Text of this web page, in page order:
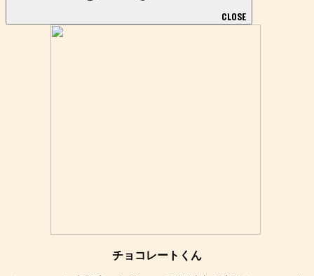
CLOSE
チョコレートくん